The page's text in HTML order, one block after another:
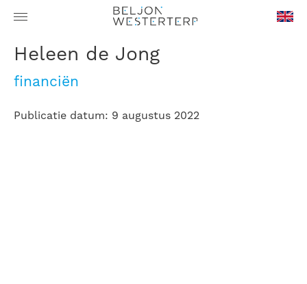
Heleen de Jong
financiën
Publicatie datum: 9 augustus 2022